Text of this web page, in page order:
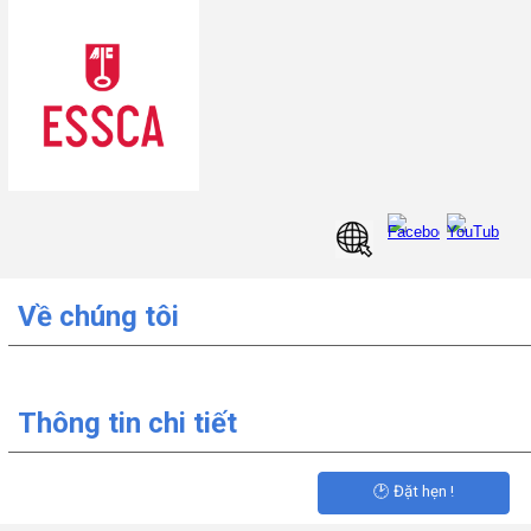
Về chúng tôi
Thông tin chi tiết
🕑 Đặt hẹn !